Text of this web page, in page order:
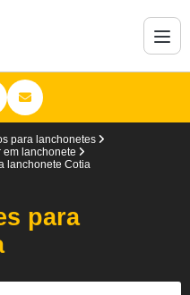
para lanchonetes
lanchonete
lanchonete Cotia
para